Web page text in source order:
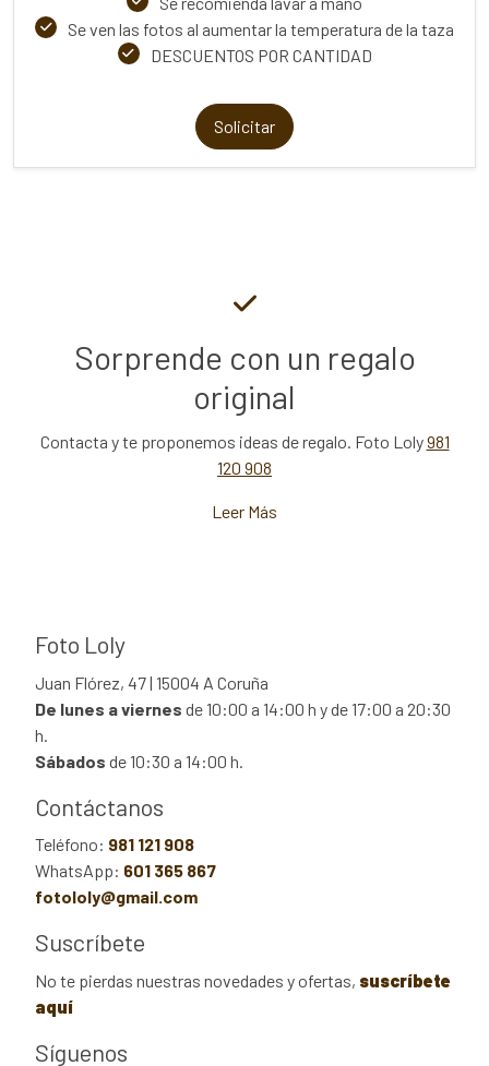
Se ven las fotos al aumentar la temperatura de la taza
DESCUENTOS POR CANTIDAD
Solicitar
Sorprende con un regalo
original
Contacta y te proponemos ideas de regalo. Foto Loly981
120 908
Leer Más
Foto Loly
Juan Flórez, 47 | 15004 A Coruña
De lunes a viernes de 10:00 a 14:00 h y de 17:00 a 20:30
h.
Sábados de 10:30 a 14:00 h.
Contáctanos
Teléfono: 981 121 908
WhatsApp: 601 365 867
fotololy@gmail.com
Suscríbete
No te pierdas nuestras novedades y ofertas, suscríbete
aquí
Síguenos